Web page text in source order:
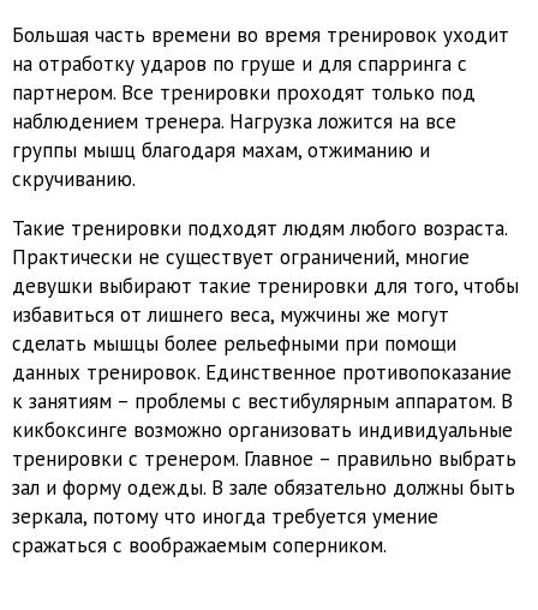
Большая часть времени во время тренировок уходит
на отработку ударов по груше и для спарринга с
партнером. Все тренировки проходят только под
наблюдением тренера. Нагрузка ложится на все
группы мышц благодаря махам, отжиманию и
скручиванию.
Такие тренировки подходят людям любого возраста.
Практически не существует ограничений, многие
девушки выбирают такие тренировки для того, чтобы
избавиться от лишнего веса, мужчины же могут
сделать мышцы более рельефными при помощи
данных тренировок. Единственное противопоказание
к занятиям – проблемы с вестибулярным аппаратом. В
кикбоксинге возможно организовать индивидуальные
тренировки с тренером. Главное – правильно выбрать
зал и форму одежды. В зале обязательно должны быть
зеркала, потому что иногда требуется умение
сражаться с воображаемым соперником.